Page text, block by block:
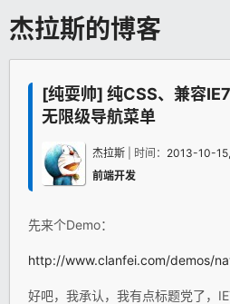
杰拉斯的博客
[纯耍帅] 纯CSS、兼容
无限级导航菜单
杰拉斯 | 时间： 2013-10-
前端开发
先来个Demo：
http://www.clanfei.com/demos/
好吧，我承认，我有点标题党了，